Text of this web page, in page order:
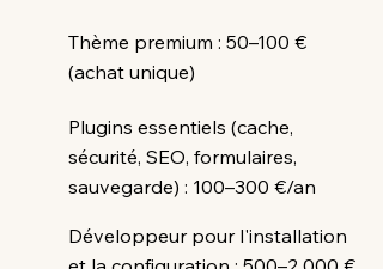
Thème premium : 50–100 €
(achat unique)
Plugins essentiels (cache,
sécurité, SEO, formulaires,
sauvegarde) : 100–300 €/an
Développeur pour l'installation